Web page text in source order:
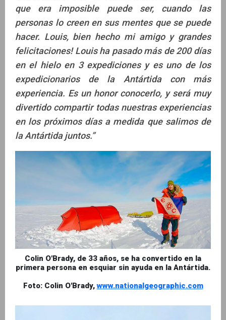
que era imposible puede ser, cuando las
personas lo creen en sus mentes que se puede
hacer. Louis, bien hecho mi amigo y grandes
felicitaciones! Louis ha pasado más de 200 días
en el hielo en 3 expediciones y es uno de los
expedicionarios de la Antártida con más
experiencia. Es un honor conocerlo, y será muy
divertido compartir todas nuestras experiencias
en los próximos días a medida que salimos de
la Antártida juntos.”
Colin O'Brady, de 33 años, se ha convertido en la
primera persona en esquiar sin ayuda en la Antártida.
Foto: Colin O'Brady,www.nationalgeographic.com